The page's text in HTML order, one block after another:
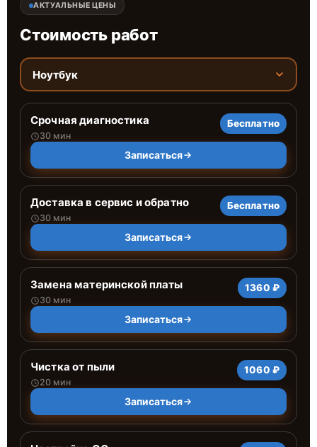
АКТУАЛЬНЫЕ ЦЕНЫ
Стоимость работ
Ноутбук
Срочная диагностика
30 мин
Бесплатно
Записаться
Доставка в сервис и обратно
30 мин
Бесплатно
Записаться
Замена материнской платы
30 мин
1360 ₽
Записаться
Чистка от пыли
20 мин
1060 ₽
Записаться